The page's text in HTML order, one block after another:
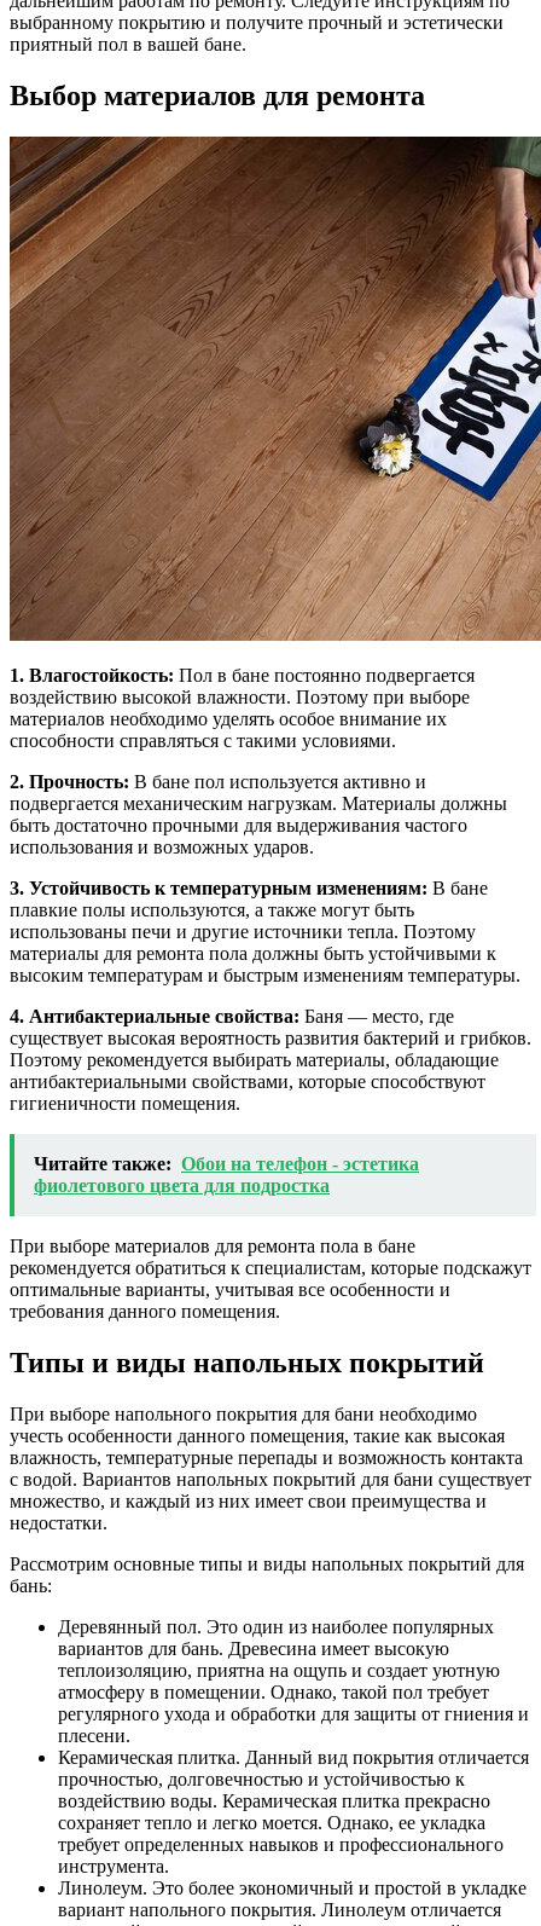
выбранному покрытию и получите прочный и эстетически
приятный пол в вашей бане.
Выбор материалов для ремонта
1. Влагостойкость: Пол в бане постоянно подвергается
воздействию высокой влажности. Поэтому при выборе
материалов необходимо уделять особое внимание их
способности справляться с такими условиями.
2. Прочность: В бане пол используется активно и
подвергается механическим нагрузкам. Материалы должны
быть достаточно прочными для выдерживания частого
использования и возможных ударов.
3. Устойчивость к температурным изменениям: В бане
плавкие полы используются, а также могут быть
использованы печи и другие источники тепла. Поэтому
материалы для ремонта пола должны быть устойчивыми к
высоким температурам и быстрым изменениям температуры.
4. Антибактериальные свойства: Баня — место, где
существует высокая вероятность развития бактерий и грибков.
Поэтому рекомендуется выбирать материалы, обладающие
антибактериальными свойствами, которые способствуют
гигиеничности помещения.
Читайте также: Обои на телефон - эстетика
фиолетового цвета для подростка
При выборе материалов для ремонта пола в бане
рекомендуется обратиться к специалистам, которые подскажут
оптимальные варианты, учитывая все особенности и
требования данного помещения.
Типы и виды напольных покрытий
При выборе напольного покрытия для бани необходимо
учесть особенности данного помещения, такие как высокая
влажность, температурные перепады и возможность контакта
с водой. Вариантов напольных покрытий для бани существует
множество, и каждый из них имеет свои преимущества и
недостатки.
Рассмотрим основные типы и виды напольных покрытий для
бань:
Деревянный пол. Это один из наиболее популярных
вариантов для бань. Древесина имеет высокую
теплоизоляцию, приятна на ощупь и создает уютную
атмосферу в помещении. Однако, такой пол требует
регулярного ухода и обработки для защиты от гниения и
плесени.
Керамическая плитка. Данный вид покрытия отличается
прочностью, долговечностью и устойчивостью к
воздействию воды. Керамическая плитка прекрасно
сохраняет тепло и легко моется. Однако, ее укладка
требует определенных навыков и профессионального
инструмента.
Линолеум. Это более экономичный и простой в укладке
вариант напольного покрытия. Линолеум отличается